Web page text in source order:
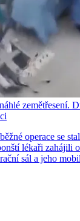
zemětřesení.
operace se
lékaři zahájili
sál a jeho